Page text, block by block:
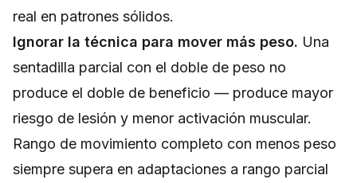
real en patrones sólidos.
Ignorar la técnica para mover más peso. Una
sentadilla parcial con el doble de peso no
produce el doble de beneficio — produce mayor
riesgo de lesión y menor activación muscular.
Rango de movimiento completo con menos peso
siempre supera en adaptaciones a rango parcial